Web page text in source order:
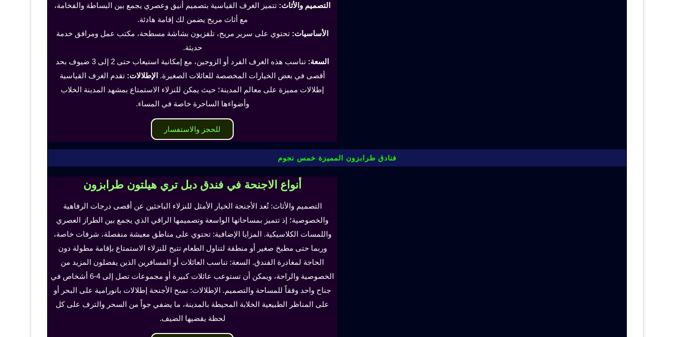
التصميم والأثاث: تتميز الغرف القياسية بتصميم أنيق وعصري يجمع بين البساطة والفخامة،
مع أثاث مريح يضمن لك إقامة هادئة.
الأساسيات: تحتوي على سرير مريح، تلفزيون بشاشة مسطحة، مكتب عمل ومرافق خدمة
حديثة.
السعة:
تناسب هذه الغرف الفرد أو الزوجين، مع إمكانية استيعاب حتى 2 إلى 3 ضيوف بحد
أقصى في بعض الخيارات المخصصة للعائلات الصغيرة. الإطلالات: تقدم الغرف القياسية
إطلالات مميزة على معالم المدينة؛ حيث يمكن للنزلاء الاستمتاع بمشهد المدينة الخلاب
وأضواءها الساحرة خاصة في المساء.
للحجز والاستفسار
فنادق طرابزون المميزة خمس نجوم
أنواع الاجنحة في فندق دبل تري هيلتون طرابزون
التصميم والأثاث: تُعد الأجنحة الخيار الأمثل للنزلاء الباحثين عن أقصى درجات الرفاهية
والخصوصية؛ إذ تتميز بمساحاتها الواسعة وتصميمها الراقي الذي يجمع بين الطراز العصري
واللمسات الكلاسيكية. المزايا الإضافية: تحتوي على مناطق معيشة منفصلة، شرفات خاصة،
وربما حتى مطبخ صغير أو منطقة لتناول الطعام تتيح للنزلاء الاستمتاع بإقامة مطولة دون
الحاجة لمغادرة الفندق. السعة: تناسب العائلات أو المسافرين الذين يفضلون المزيد من
الخصوصية والراحة، ويمكن أن تستوعب عائلات كبيرة أو مجموعات تصل إلى 4-6 أشخاص في
جناح واحد وفقاً للمساحة والتصميم. الإطلالات: تمنح الأجنحة إطلالات بانورامية على البحر أو
على المناظر الطبيعية الخلابة المحيطة بالمدينة، ما يضفي جواً من السحر والترف على كل
لحظة يقضيها الضيف.